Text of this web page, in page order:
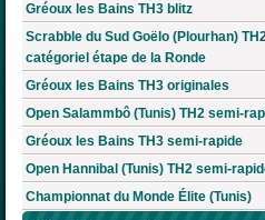
Gréoux les Bains TH3 blitz
Scrabble du Sud Goëlo (Plourhan)
catégoriel étape de la Ronde
Gréoux les Bains TH3 originales
Open Salammbô (Tunis) TH2 semi-
Gréoux les Bains TH3 semi-rapide
Open Hannibal (Tunis) TH2 semi-
Championnat du Monde Élite (Tunis)